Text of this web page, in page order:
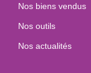
Nos biens vendus
Nos outils
Nos actualités